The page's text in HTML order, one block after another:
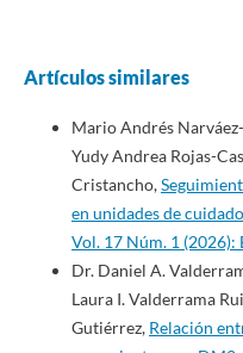
Artículos similares
Mario Andrés
Yudy Andrea Rojas-
Cristancho,
en unidades de
Vol. 17 Núm. 1
Dr. Daniel A.
Laura I. Valderrama
Gutiérrez, Relación